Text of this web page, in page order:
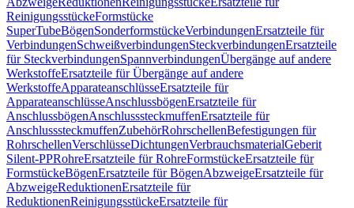
ReinigungsstückeFormstücke
SuperTubeBögenSonderformstückeVerbindungenErsatzteile für
VerbindungenSchweißverbindungenSteckverbindungenErsatzteile
für SteckverbindungenSpannverbindungenÜbergänge auf andere
WerkstoffeErsatzteile für Übergänge auf andere
WerkstoffeApparateanschlüsseErsatzteile für
ApparateanschlüsseAnschlussbögenErsatzteile für
AnschlussbögenAnschlusssteckmuffenErsatzteile für
AnschlusssteckmuffenZubehörRohrschellenBefestigungen für
RohrschellenVerschlüsseDichtungenVerbrauchsmaterialGeberit
Silent-PPRohreErsatzteile für RohreFormstückeErsatzteile für
FormstückeBögenErsatzteile für BögenAbzweigeErsatzteile für
AbzweigeReduktionenErsatzteile für
ReduktionenReinigungsstückeErsatzteile für